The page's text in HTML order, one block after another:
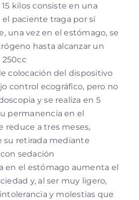
kilos consiste en una
paciente traga por sí
una vez en el estómago, se
hasta alcanzar un
colocación del dispositivo
control ecográfico, pero no
y se realiza en 5
permanencia en el
reduce a tres meses,
su retirada mediante
sedación
en el estómago aumenta el
y, al ser muy ligero,
y molestias que